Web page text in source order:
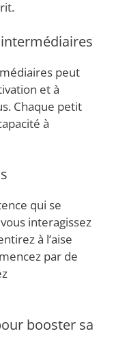
peut
et à
Chaque petit
à
qui se
interagissez
à l’aise
par de
booster sa